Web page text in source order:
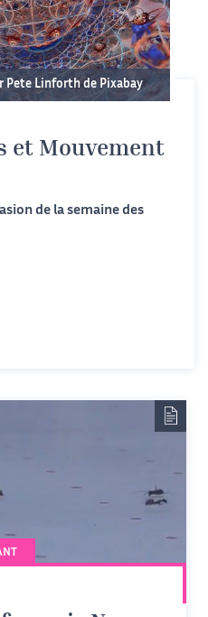
Pete Linforth de Pixabay
et Mouvement
de la semaine des